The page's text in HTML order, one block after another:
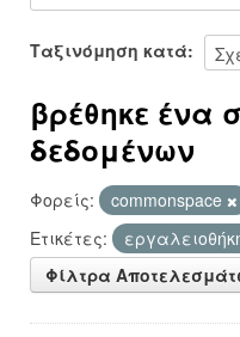
Σχετικά
Ταξινόμηση κατά
βρέθηκε ένα
δεδομένων
Φορείς: commonspace
Ετικέτες:
Φίλτρα